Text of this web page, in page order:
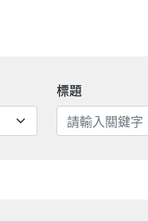
標題